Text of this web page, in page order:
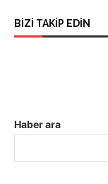
BİZİ TAKİP EDİN
Haber ara